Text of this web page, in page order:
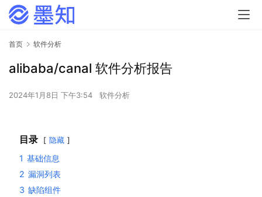
首页 软件分析
alibaba/canal 软件分析报告
2024年1月8日 下午3:54 软件分析
目录 隐藏
1 基础信息
2 漏洞列表
3 缺陷组件